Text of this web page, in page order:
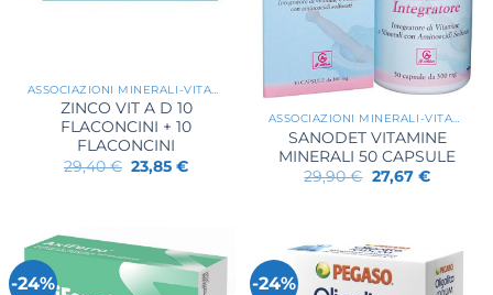
ZINCO VIT A D 10
FLACONCINI + 10
FLACONCINI
29,40€ Il
prezzo
23,85€Il
ASSOCIAZIONI MINERALI-VITAMINE
SANODET VITAMINE
MINERALI 50 CAPSULE
29,90€ Il
prezzo
27,67 €Il
-24% -24%